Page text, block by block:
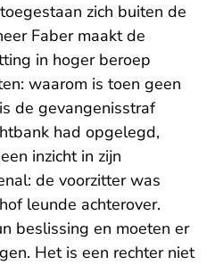
zich buiten de
Faber maakt de
in hoger beroep
waarom is toen geen
de gevangenisstraf
had opgelegd,
inzicht in zijn
de voorzitter was
leunde achterover.
beslissing en moeten er
Het is een rechter niet